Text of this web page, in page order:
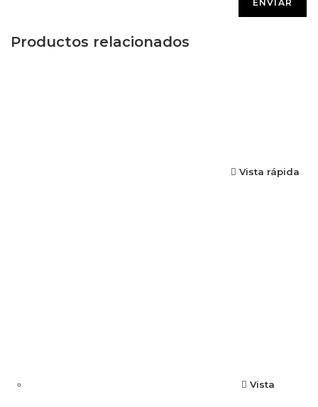
Productos relacionados
Vista rápida
Vista